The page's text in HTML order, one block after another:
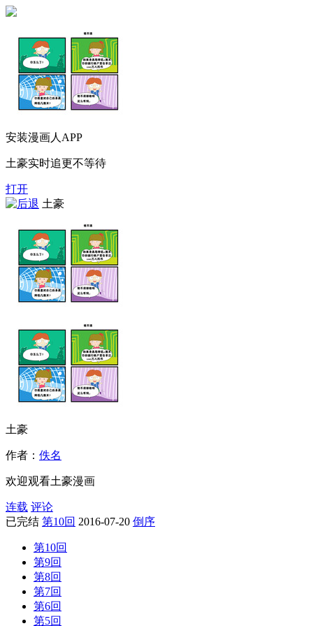
安装漫画人APP
土豪实时追更不等待
打开
土豪
土豪
作者： 佚名
欢迎观看土豪漫画
连载 评论
已完结 第10回 2016-07-20 倒序
第10回
第9回
第8回
第7回
第6回
第5回